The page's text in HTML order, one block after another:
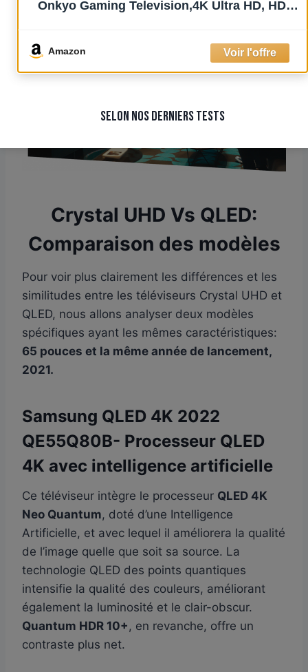
écrans Crystal UHD.
Crystal UHD Vs QLED:
Comparaison des modèles
Pour voir plus clairement les différences et les
similitudes entre les téléviseurs Crystal UHD et
QLED, nous allons analyser deux modèles
spécifiques ayant les mêmes caractéristiques:
65 pouces et la même année de lancement,
2021.
Samsung QLED 4K 2022
QE55Q80B- Processeur QLED
4K avec intelligence artificielle
Ce téléviseur intègre le processeur QLED 4K
Neo Quantum, doté d’une Intelligence
Artificielle, et avec lequel il améliorera la qualité
de l’image quelle que soit sa source. La
technologie QLED des points quantiques
intensifie la qualité des couleurs, améliorant
également la luminosité et le clair-obscur.
Quantum HDR 10+ , en revanche, offre un
contraste plus net.
Onkyo Gaming Television,4K Ultra HD, HDR
avec Google Assistant & Alexa)
Amazon
SELON NOS DERNIERS TESTS